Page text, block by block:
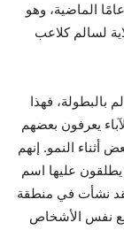
الماضية، وهو
لسالم كلاعب
فهذا
يعرفون بعضهم
أثناء النمو. إنهم
عليها اسم
لقد نشأت في منطقة
نفس الأشخاص